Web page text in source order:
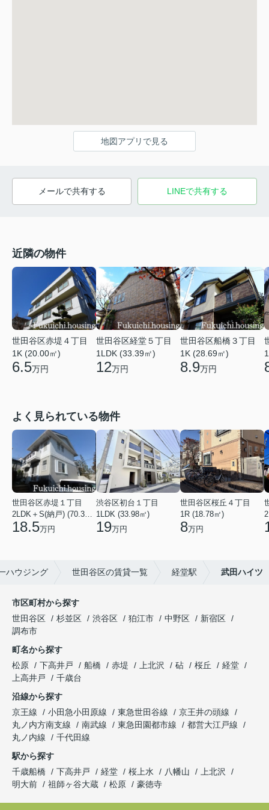
地図アプリで見る
メールで共有する LINEで共有する
近隣の物件
世田谷区赤堤４丁目
1K (20.00㎡)
6.5万円
世田谷区経堂５丁目
1LDK (33.39㎡)
12万円
世田谷区船橋３丁目
1K (28.69㎡)
8.9万円
よく見られている物件
世田谷区赤堤１丁目
2LDK＋S(納戸) (70.38㎡)
18.5万円
渋谷区初台１丁目
1LDK (33.98㎡)
19万円
世田谷区桜丘４丁目
1R (18.78㎡)
8万円
ハウジング 世田谷区の賃貸一覧 経堂駅 武田ハイツ
市区町村から探す
世田谷区
杉並区 渋谷区 狛江市 中野区
新宿区
調布市
町名から探す
松原
下高井戸 船橋 赤堤 上北沢 砧 桜丘
経堂
上高井戸
千歳台
沿線から探す
京王線
小田急小田原線 東急世田谷線
京王井の頭線
丸ノ内方南支線
南武線 東急田園都市線
都営大江戸線
丸ノ内線
千代田線
駅から探す
千歳船橋
下高井戸 経堂 桜上水 八幡山
上北沢
明大前
祖師ヶ谷大蔵 松原 豪徳寺